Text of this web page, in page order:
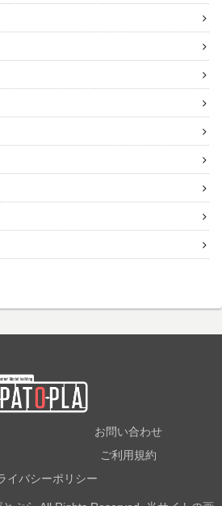
お問い合わせ
ご利用規約
イバシーポリシー